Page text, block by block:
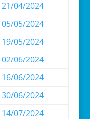
21/04/2024
05/05/2024
19/05/2024
02/06/2024
16/06/2024
30/06/2024
14/07/2024